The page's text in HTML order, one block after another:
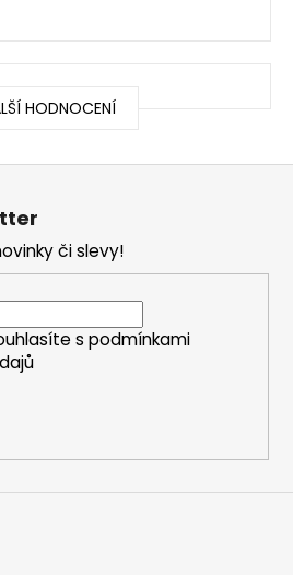
HODNOCENÍ
či slevy!
s podmínkami